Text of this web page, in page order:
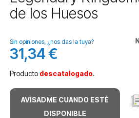
al
comienzo
galería
de
imágenes
de los Huesos
Sin opiniones, ¿nos das la tuya?
31,34 €
Producto descatalogado.
AVISADME CUANDO ESTÉ
DISPONIBLE